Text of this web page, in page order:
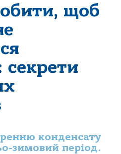
щоб
секрети
конденсату
зимовий період.